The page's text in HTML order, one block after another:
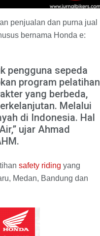
penjualan dan purna jual
bernama Honda e:
pengguna sepeda
program pelatihan
yang berbeda,
Melalui
di Indonesia. Hal
ujar Ahmad
safety riding yang
Medan, Bandung dan